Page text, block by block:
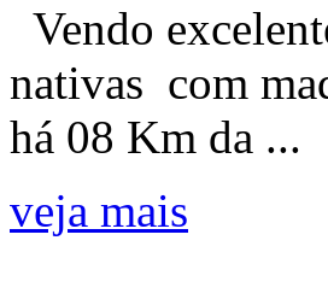
Vendo
nativas com
há 08 Km da ...
veja mais